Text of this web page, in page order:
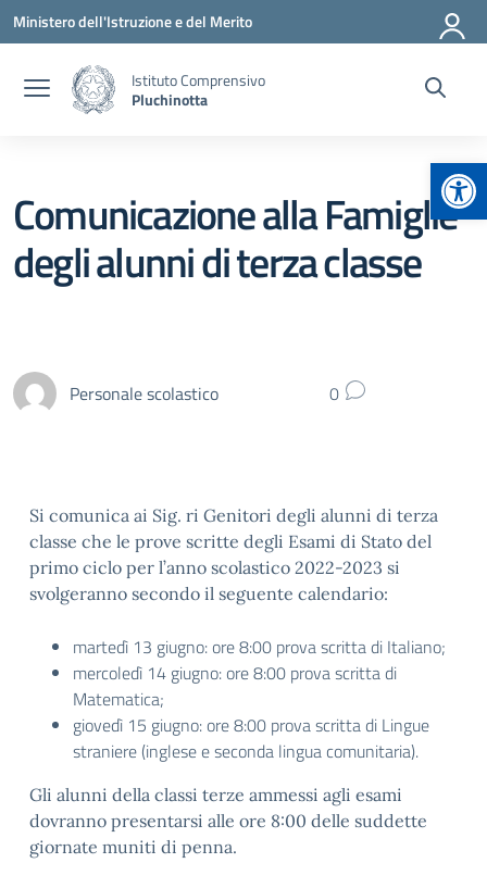
Vai ai contenuti
Vai al menu di navigazione
Vai al footer
Ministero dell'Istruzione e del Merito
Istituto Comprensivo
Pluchinotta
Comunicazione alla Famiglie
degli alunni di terza classe
Personale scolastico 0
Si comunica ai Sig. ri Genitori degli alunni di terza
classe che le prove scritte degli Esami di Stato del
primo ciclo per l’anno scolastico 2022-2023 si
svolgeranno secondo il seguente calendario:
martedì 13 giugno: ore 8:00 prova scritta di Italiano;
mercoledì 14 giugno: ore 8:00 prova scritta di
Matematica;
giovedì 15 giugno: ore 8:00 prova scritta di Lingue
straniere (inglese e seconda lingua comunitaria).
Gli alunni della classi terze ammessi agli esami
dovranno presentarsi alle ore 8:00 delle suddette
giornate muniti di penna.